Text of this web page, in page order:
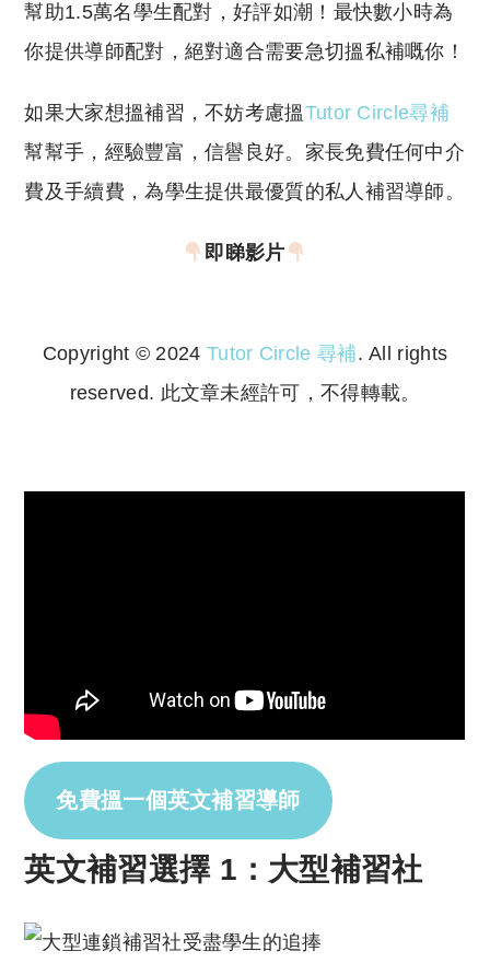
幫助1.5萬名學生配對，好評如潮！最快數小時為
你提供導師配對，絕對適合需要急切搵私補嘅你！
如果大家想搵補習，不妨考慮搵Tutor Circle尋補
幫幫手，經驗豐富，信譽良好。家長免費任何中介
費及手續費，為學生提供最優質的私人補習導師。
即睇影片
Copyright © 2024 Tutor Circle 尋補. All rights
reserved. 此文章未經許可，不得轉載。
免費搵一個英文補習導師
英文補習選擇 1：大型補習社